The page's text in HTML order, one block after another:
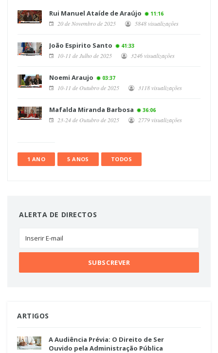
Rui Manuel Ataíde de Araújo 11:16
20 de Novembro de 2025 5848 visualizações
João Espirito Santo 41:33
10-11 de Julho de 2025 3246 visualizações
Noemi Araujo 03:37
10-11 de Outubro de 2025 3118 visualizações
Mafalda Miranda Barbosa 36:06
23-24 de Outubro de 2025 2779 visualizações
1 ANO 5 ANOS TODOS
ALERTA DE DIRECTOS
ARTIGOS
A Audiência Prévia: O Direito de Ser
Ouvido pela Administração Pública